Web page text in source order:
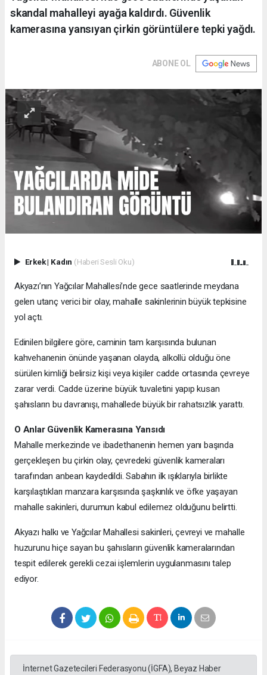
skandal mahalleyi ayağa kaldırdı. Güvenlik
kamerasına yansıyan çirkin görüntülere tepki yağdı.
ABONE OL
Erkek| Kadın (Haberi Sesli Oku)
Akyazı’nın Yağcılar Mahallesi’nde gece saatlerinde meydana
gelen utanç verici bir olay, mahalle sakinlerinin büyük tepkisine
yol açtı.
Edinilen bilgilere göre, caminin tam karşısında bulunan
kahvehanenin önünde yaşanan olayda, alkollü olduğu öne
sürülen kimliği belirsiz kişi veya kişiler cadde ortasında çevreye
zarar verdi. Cadde üzerine büyük tuvaletini yapıp kusan
şahısların bu davranışı, mahallede büyük bir rahatsızlık yarattı.
O Anlar Güvenlik Kamerasına Yansıdı
Mahalle merkezinde ve ibadethanenin hemen yanı başında
gerçekleşen bu çirkin olay, çevredeki güvenlik kameraları
tarafından anbean kaydedildi. Sabahın ilk ışıklarıyla birlikte
karşılaştıkları manzara karşısında şaşkınlık ve öfke yaşayan
mahalle sakinleri, durumun kabul edilemez olduğunu belirtti.
Akyazı halkı ve Yağcılar Mahallesi sakinleri, çevreyi ve mahalle
huzurunu hiçe sayan bu şahısların güvenlik kameralarından
tespit edilerek gerekli cezai işlemlerin uygulanmasını talep
ediyor.
İnternet Gazetecileri Federasyonu (İGFA), Beyaz Haber